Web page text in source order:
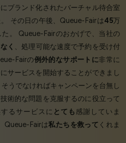
ブランド化されたバーチャル待合室
その日の午後、Queue-Fairは45万
。 Queue-Fairのおかげで、当社の
く 、処理可能な速度で予約を受け付
Fairの例外的なサポートに非常に
にサービスを開始することができまし
そうでなければキャンペーンを台無し
術的な問題を克服するのに役立って
るサービスに とても 感謝していま
Queue-Fairは私たちを救って くれま